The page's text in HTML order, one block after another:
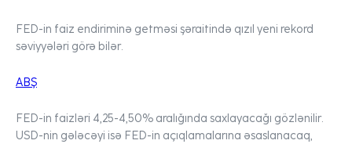
FED-in faiz endiriminə getməsi şəraitində qızıl yeni rekord
səviyyələri görə bilər.
ABŞ
FED-in faizləri 4,25-4,50% aralığında saxlayacağı gözlənilir.
USD-nin gələcəyi isə FED-in açıqlamalarına əsaslanacaq,